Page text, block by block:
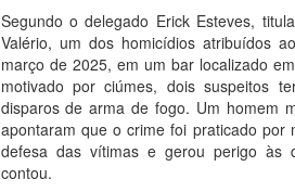
Segundo o delegado Erick Esteves,
Valério, um dos homicídios atribuídos
março de 2025, em um bar localizado
motivado por ciúmes, dois suspeitos
disparos de arma de fogo. Um homem
apontaram que o crime foi praticado
defesa das vítimas e gerou perigo às
contou.